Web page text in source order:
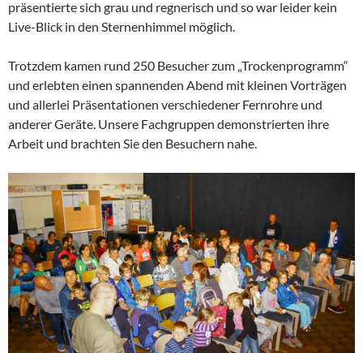
präsentierte sich grau und regnerisch und so war leider kein
Live-Blick in den Sternenhimmel möglich.
Trotzdem kamen rund 250 Besucher zum „Trockenprogramm“
und erlebten einen spannenden Abend mit kleinen Vorträgen
und allerlei Präsentationen verschiedener Fernrohre und
anderer Geräte. Unsere Fachgruppen demonstrierten ihre
Arbeit und brachten Sie den Besuchern nahe.